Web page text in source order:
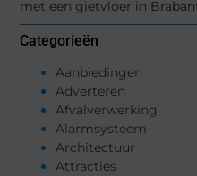
met een gietvloer in
Categorieën
Aanbiedingen
Adverteren
Afvalverwerking
Alarmsysteem
Architectuur
Attracties